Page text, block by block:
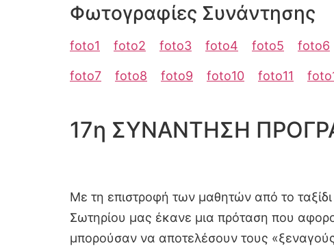
Φωτογραφίες Συνάντησης
foto1 foto2 foto3 foto4 foto5 foto6
foto7 foto8 foto9 foto10 foto11
17η ΣΥΝΑΝΤΗΣΗ
Με τη επιστροφή των μαθητών από το
Σωτηρίου μας έκανε μια πρόταση που
μπορούσαν να αποτελέσουν τους